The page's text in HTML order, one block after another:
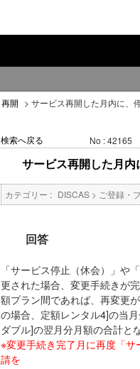
開 > サービス再開した月内に、
検索へ戻る No : 42165
サービス再開した月
カテゴリー : DISCAS > ご登録・
回答
「サービス停止（休会）」や
更された場合、変更手続きが
額プラン間であれば、再変更
の場合、定額レンタル4]の当
ダブル]の翌月分月額の合計と
※変更手続き完了月に再度「
請を